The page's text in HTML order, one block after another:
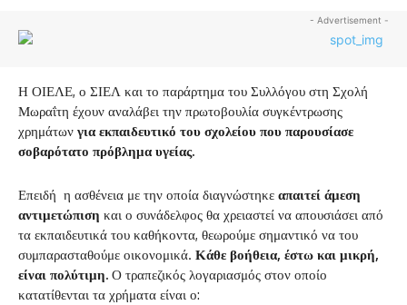
- Advertisement -
Η ΟΙΕΛΕ, ο ΣΙΕΛ και το παράρτημα του Συλλόγου στη Σχολή
Μωραΐτη έχουν αναλάβει την πρωτοβουλία συγκέντρωσης
χρημάτων για εκπαιδευτικό του σχολείου που παρουσίασε
σοβαρότατο πρόβλημα υγείας.
Επειδή η ασθένεια με την οποία διαγνώστηκε απαιτεί άμεση
αντιμετώπιση και ο συνάδελφος θα χρειαστεί να απουσιάσει από
τα εκπαιδευτικά του καθήκοντα, θεωρούμε σημαντικό να του
συμπαρασταθούμε οικονομικά. Κάθε βοήθεια, έστω και μικρή,
είναι πολύτιμη. Ο τραπεζικός λογαριασμός στον οποίο
κατατίθενται τα χρήματα είναι ο: